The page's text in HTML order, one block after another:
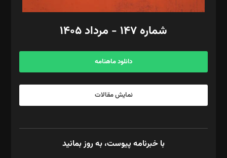
امور مالی: شاپور رهبری، محمد‌ کاظمی‌نیا
آگهی و مشترکین: ۰۹۱۹۹۹۹۰۴۵۴
شماره ۱۴۷ - مرداد ۱۴۰۵
دانلود ماهنامه
نمایش مقالات
با خبرنامه پیوست، به روز بمانید